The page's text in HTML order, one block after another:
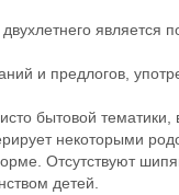
является
и предлогов,
бытовой тематики,
некоторыми
Отсутствуют
детей.